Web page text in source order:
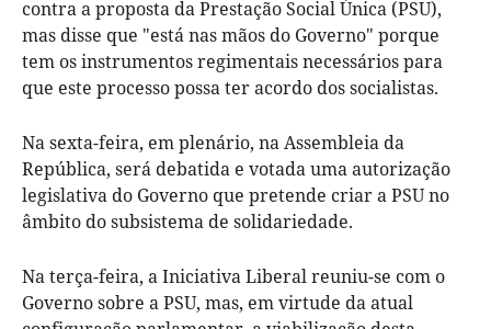
contra a proposta da Prestação Social Única (PSU),
mas disse que "está nas mãos do Governo" porque
tem os instrumentos regimentais necessários para
que este processo possa ter acordo dos socialistas.
Na sexta-feira, em plenário, na Assembleia da
República, será debatida e votada uma autorização
legislativa do Governo que pretende criar a PSU no
âmbito do subsistema de solidariedade.
Na terça-feira, a Iniciativa Liberal reuniu-se com o
Governo sobre a PSU, mas, em virtude da atual